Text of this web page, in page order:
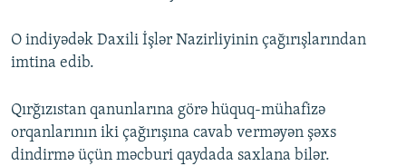
O indiyədək Daxili İşlər Nazirliyinin çağırışlarından
imtina edib.
Qırğızıstan qanunlarına görə hüquq-mühafizə
orqanlarının iki çağırışına cavab verməyən şəxs
dindirmə üçün məcburi qaydada saxlana bilər.